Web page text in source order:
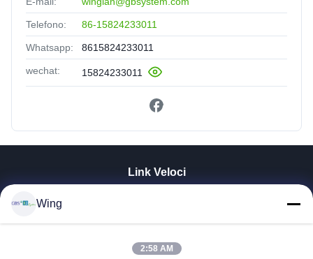
Telefono: 86-15824233011
Whatsapp: 8615824233011
wechat: 15824233011
Link Veloci
Spettacolo VR
Wing
2:58 AM